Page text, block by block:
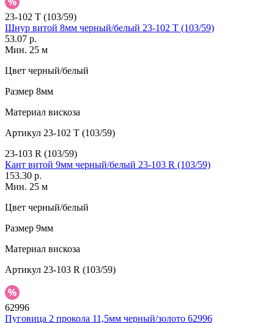
23-102 T (103/59)
Шнур витой 8мм черный/белый 23-102 T (103/59)
53.07 р.
Мин. 25 м
Цвет черный/белый
Размер 8мм
Материал вискоза
Артикул 23-102 T (103/59)
23-103 R (103/59)
Кант витой 9мм черный/белый 23-103 R (103/59)
153.30 р.
Мин. 25 м
Цвет черный/белый
Размер 9мм
Материал вискоза
Артикул 23-103 R (103/59)
62996
Пуговица 2 прокола 11,5мм черный/золото 62996